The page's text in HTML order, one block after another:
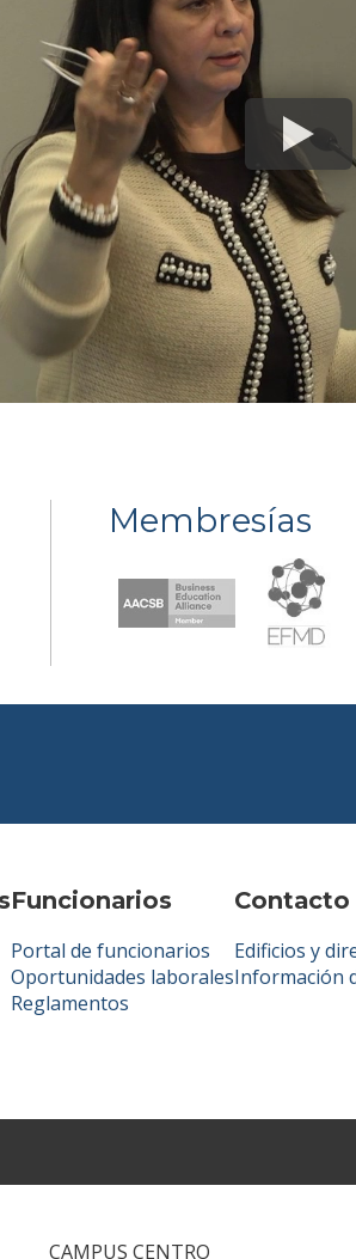
Membresías
Funcionarios
Portal de funcionarios
Oportunidades laborales
Reglamentos
Contacto
Edificios y
Información
CAMPUS CENTRO